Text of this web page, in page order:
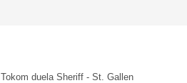
Tokom duela Sheriff - St. Gallen